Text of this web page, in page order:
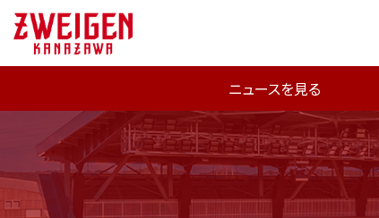
ニュースを見る